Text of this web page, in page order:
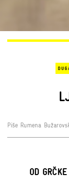
Piše Rumena
OD